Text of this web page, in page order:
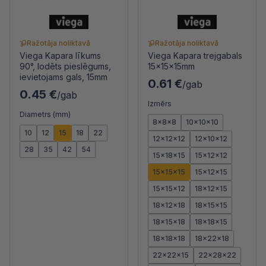
Ražotāja noliktavā
Viega Kapara līkums
90°, lodēts pieslēgums,
ievietojams gals, 15mm
0.45 €/gab
Diametrs (mm)
10 12 15 18
22
28
35 42 54
Ražotāja noliktavā
Viega Kapara trejgabals
15x15x15mm
0.61 €/gab
Izmērs
8x8x8
10x10x10
12x12x12
12x10x12
15x18x15
15x12x12
15x15x15
15x12x15
15x15x12
18x12x15
18x12x18
18x15x15
18x15x18
18x18x15
18x18x18
18x22x18
22x22x15
22x28x22